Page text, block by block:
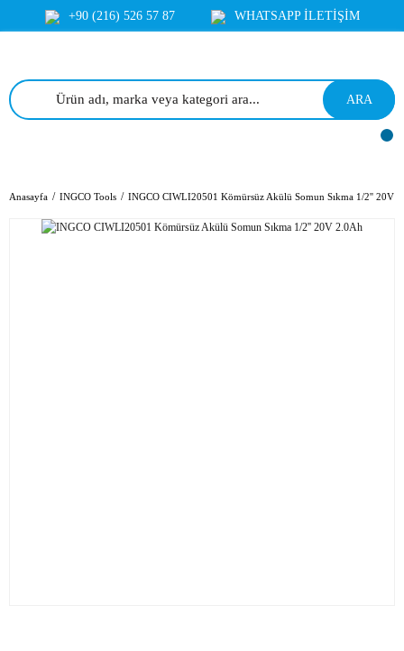
+90 (216) 526 57 87 WHATSAPP İLETİŞİM
ARA
Anasayfa INGCO Tools INGCO CIWLI20501 Kömürsüz Akülü Somun Sıkma 1/2'' 20V